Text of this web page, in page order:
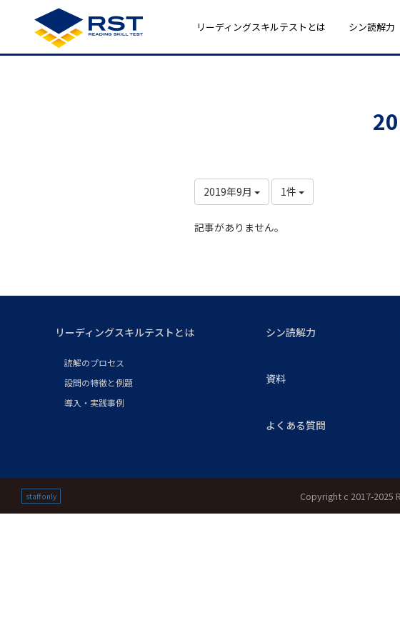
リーディングスキルテストとは シン読解力
2019年9月 1件
記事がありません。
リーディングスキルテストとは
読解のプロセス
設問の特徴と例題
導入・実践事例
シン読解力
資料
よくある質問
staff only Copyright c 2017-2025